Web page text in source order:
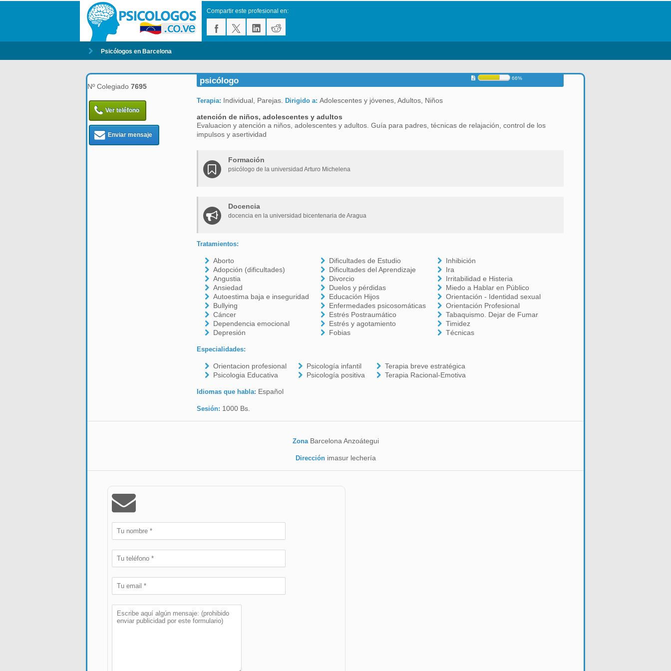
Compartir este profesional en:
Psicólogos en Barcelona
Nº Colegiado 7695
Ver teléfono
Enviar mensaje
psicólogo 66%
Terapia: Individual, Parejas. Dirigido a: Adolescentes y jóvenes, Adultos, Niños
atención de niños, adolescentes y adultos
Evaluacion y atención a niños, adolescentes y adultos. Guía para padres, técnicas de relajación, control de los
impulsos y asertividad
Formación
psicólogo de la universidad Arturo Michelena
Docencia
docencia en la universidad bicentenaria de Aragua
Tratamientos:
Aborto
Adopción (dificultades)
Angustia
Ansiedad
Autoestima baja e inseguridad
Bullying
Cáncer
Dependencia emocional
Depresión
Dificultades de Estudio
Dificultades del Aprendizaje
Divorcio
Duelos y pérdidas
Educación Hijos
Enfermedades psicosomáticas
Estrés Postraumático
Estrés y agotamiento
Fobias
Inhibición
Ira
Irritabilidad e Histeria
Miedo a Hablar en Público
Orientación - Identidad sexual
Orientación Profesional
Tabaquismo. Dejar de Fumar
Timidez
Técnicas
Especialidades:
Orientacion profesional
Psicologia Educativa
Psicología infantil
Psicología positiva
Terapia breve estratégica
Terapia Racional-Emotiva
Idiomas que habla: Español
Sesión: 1000 Bs.
Zona Barcelona Anzoátegui
Direcciónimasur lechería